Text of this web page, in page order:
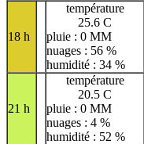
18 h
température
25.6 C
pluie : 0 MM
nuages : 56 %
humidité : 34 %
21 h
température
20.5 C
pluie : 0 MM
nuages : 4 %
humidité : 52 %